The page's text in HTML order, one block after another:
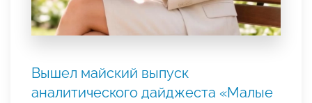
Вышел майский выпуск
аналитического дайджеста «Малые